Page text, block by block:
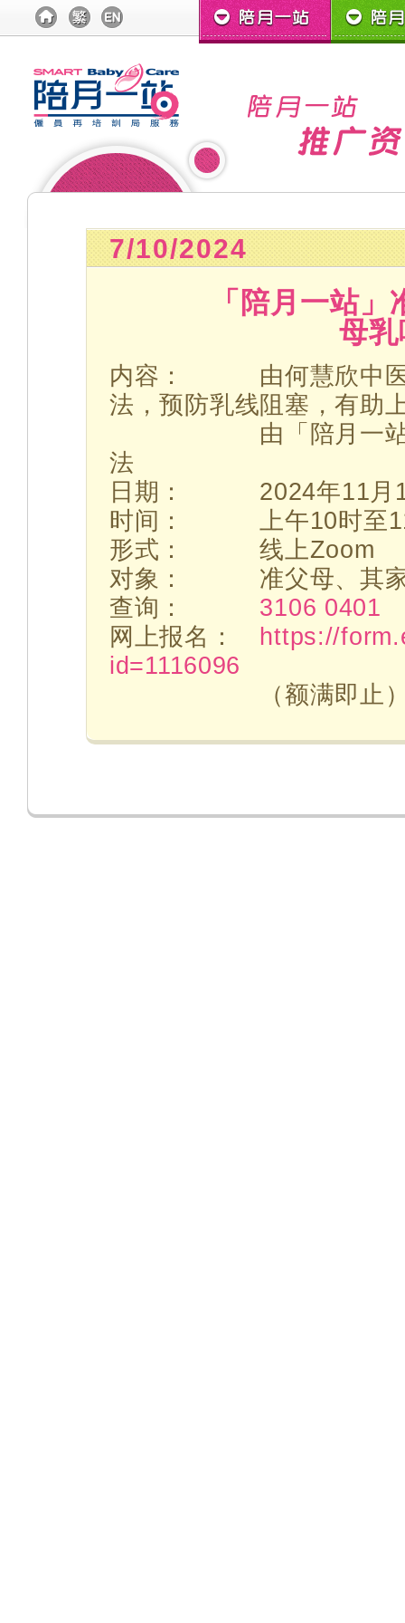
7/10/2024
「陪月一站
母
内容： 由何慧欣中医
法，预防乳线阻塞，有助
由「陪月一站」顾
法
日期： 2024年11月
时间： 上午10时至
形式： 线上Zoom
对象： 准父母、其家
查询： 3106 0401
网上报名：
https://
id=1116096
（额满即止